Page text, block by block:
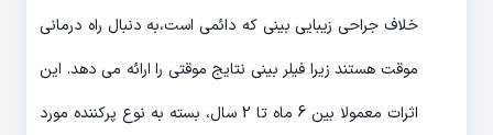
خلاف جراحی زیبایی بینی که دائمی است،به دنبال راه درمانی
موقت هستند زیرا فیلر بینی نتایج موقتی را ارائه می دهد. این
اثرات معمولا بین 6 ماه تا 2 سال، بسته به نوع پرکننده مورد